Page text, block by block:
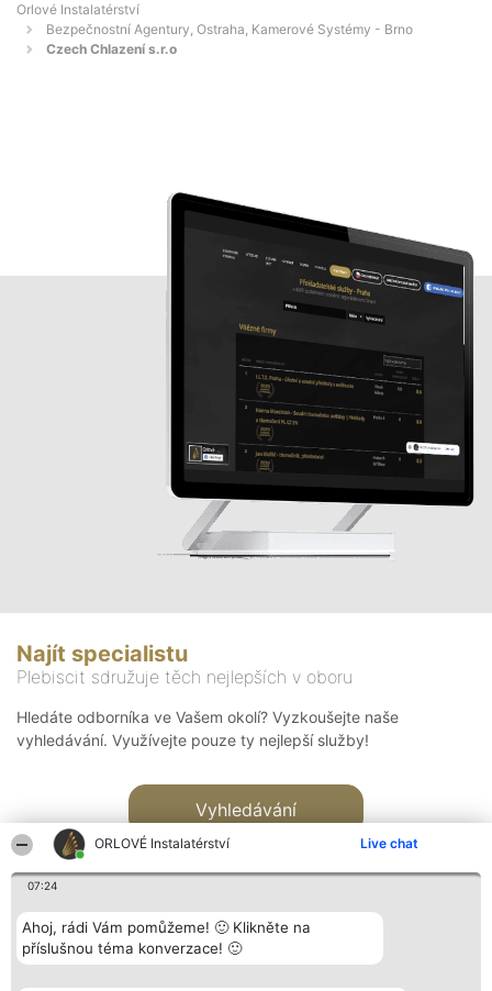
ORLOVÉ Instalatérství Live chat
07:24
Ahoj, rádi Vám pomůžeme! 🙂 Klikněte na
příslušnou téma konverzace! 🙂
Orlové Instalatérství
Bezpečnostní Agentury, Ostraha, Kamerové Systémy - Brno
Czech Chlazení s.r.o
Najít specialistu
Plebiscit sdružuje těch nejlepších v oboru
Hledáte odborníka ve Vašem okolí? Vyzkoušejte naše
vyhledávání. Využívejte pouze ty nejlepší služby!
Vyhledávání
Bright Side Solutions sp. z o. Vítězové Kontakt